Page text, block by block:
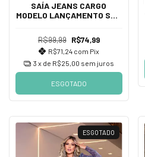
SAÍA JEANS CARGO
MODELO LANÇAMENTO SEM
R$99,99 R$74,99
R$71,24 com Pix
3 x de R$25,00 sem juros
ESGOTADO
ESGOTADO